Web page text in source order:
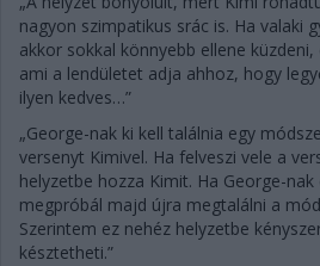
nagyon szimpatikus srác is. Ha valaki
akkor sokkal könnyebb ellene
ami a lendületet adja ahhoz, hogy
ilyen kedves…”
„George-nak ki kell találnia egy
versenyt Kimivel. Ha felveszi vele a
helyzetbe hozza Kimit. Ha George-nak
megpróbál majd újra megtalálni a
Szerintem ez nehéz helyzetbe
késztetheti.”